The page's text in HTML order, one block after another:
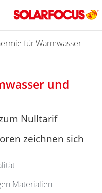
für Warmwasser
und
Nulltarif
zeichnen sich
Materialien